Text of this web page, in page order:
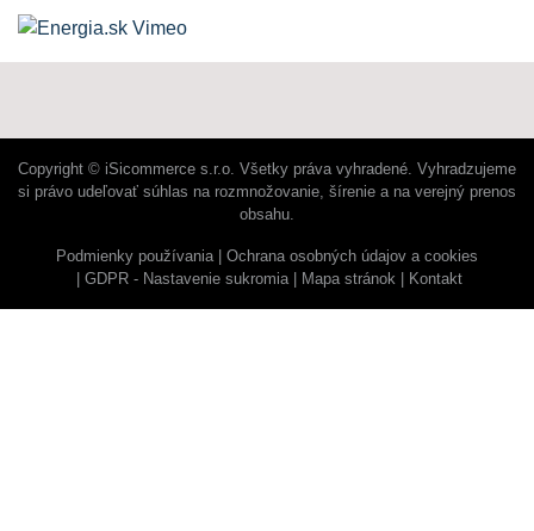
Copyright © iSicommerce s.r.o. Všetky práva vyhradené. Vyhradzujeme
si právo udeľovať súhlas na rozmnožovanie, šírenie a na verejný prenos
obsahu.
Podmienky používania
Ochrana osobných údajov a cookies
GDPR - Nastavenie sukromia
Mapa stránok Kontakt